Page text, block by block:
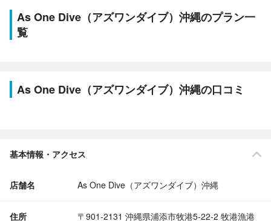
As One Dive（アズワンダイブ）沖縄のプラン一
覧
As One Dive（アズワンダイブ）沖縄の口コミ
基本情報・アクセス
店舗名 As One Dive（アズワンダイブ）沖縄
住所
〒901-2131 沖縄県浦添市牧港5-22-2 牧港漁港